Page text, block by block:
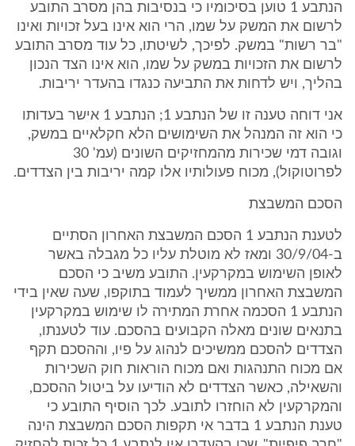
הנתבע 1 טוען בסיכומיו כי בנסיבות בהן מסרב התובע
לרשום את המשק על שמו, הרי הוא אינו בעל זכויות ואינו
"בר רשות" במשק. לפיכך, לשיטתו, כל עוד מסרב התובע
לרשום את הזכויות במשק על שמו, הוא אינו הצד הנכון
בהליך, ויש לדחות את התביעה כנגדו בהעדר יריבות.
אני דוחה טענה זו של הנתבע 1; הנתבע 1 אישר בעדותו
כי הוא זה המנהל את השימושים הלא חקלאיים במשק,
וגובה דמי שכירות מהמחזיקים השונים (עמ' 30
לפרוטוקול), מכוח פעולותיו אלו קמה יריבות בין הצדדים.
הסכם המשבצת
לטענת הנתבע 1 הסכם המשבצת האחרון הסתיים
ב-30/9/04 ומאז לא מוטלת עליו כל מגבלה באשר
לאופן השימוש במקרקעין. התובע משיב כי הסכם
המשבצת האחרון ממשיך לעמוד בתוקפו, שעה שאין בידי
הנתבע 1 הסכמה אחרת המתירה לו שימוש במקרקעין
בתנאים שונים מאלה הקבועים בהסכם. עוד לטענתו,
הצדדים להסכם ממשיכים לנהוג על פיו, וההסכם תקף
אם מכוח התנהגות ואם מכוח הוראות חוק השכירות
והשאילה, כאשר הצדדים לא הודיעו על ביטול ההסכם,
והמקרקעין לא הוחזרו לתובע. לכך הוסיף התובע כי
טענת הנתבע 1 בדבר אי תקפות הסכם המשבצת הינה